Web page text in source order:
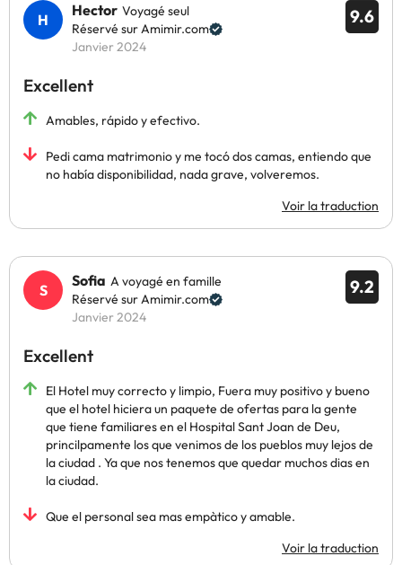
9.6
Hector Voyagé seul
Réservé sur Amimir.com
Janvier 2024
Excellent
Amables, rápido y efectivo.
Pedi cama matrimonio y me tocó dos camas, entiendo que
no había disponibilidad, nada grave, volveremos.
Voir la traduction
9.2
Sofia A voyagé en famille
Réservé sur Amimir.com
Janvier 2024
Excellent
El Hotel muy correcto y limpio, Fuera muy positivo y bueno
que el hotel hiciera un paquete de ofertas para la gente
que tiene familiares en el Hospital Sant Joan de Deu,
princilpamente los que venimos de los pueblos muy lejos de
la ciudad . Ya que nos tenemos que quedar muchos dias en
la ciudad.
Que el personal sea mas empàtico y amable.
Voir la traduction